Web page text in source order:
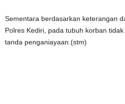
Sementara berdasarkan keterangan
Polres Kediri, pada tubuh korban
tanda penganiayaan.(stm)